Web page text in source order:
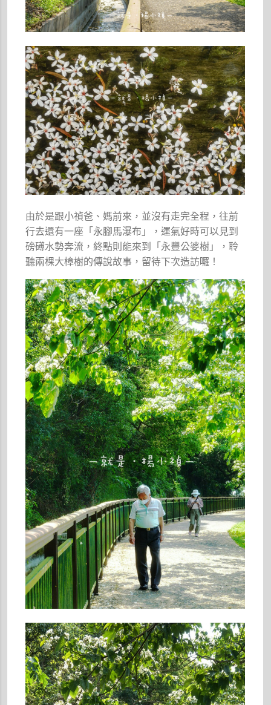
由於是跟小禎爸、媽前來，並沒有走完全程，往前
行去還有一座「永腳馬瀑布」，運氣好時可以見到
磅礡水勢奔流，終點則能來到「永豐公婆樹」，聆
聽兩棵大樟樹的傳說故事，留待下次造訪囉！